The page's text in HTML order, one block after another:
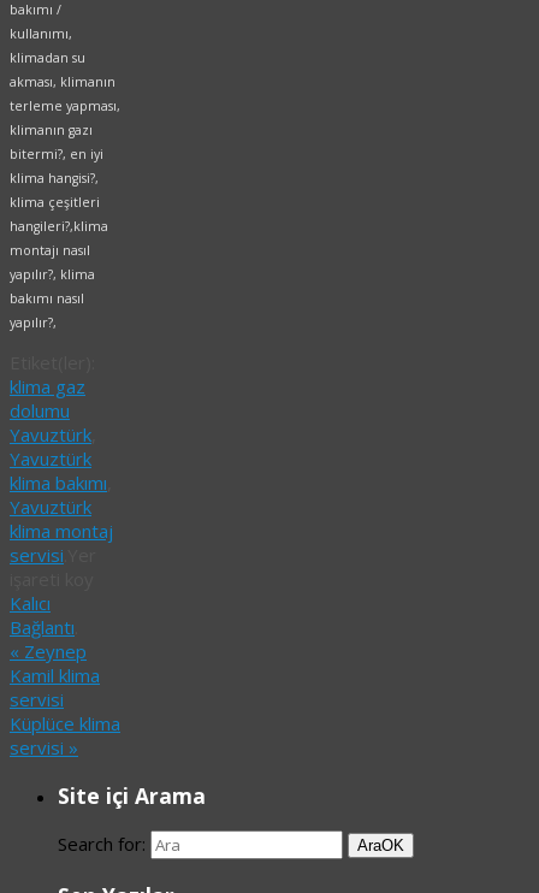
bakımı /
kullanımı,
klimadan su
akması, klimanın
terleme yapması,
klimanın gazı
bitermi?, en iyi
klima hangisi?,
klima çeşitleri
hangileri?,klima
montajı nasıl
yapılır?, klima
bakımı nasıl
yapılır?,
klima gaz
dolumu
Yavuztürk
Yavuztürk
klima bakımı
Yavuztürk
klima montaj
servisi
Kalıcı
Bağlantı
« Zeynep
Kamil klima
servisi
Küplüce klima
servisi »
Site içi Arama
Search for: AraOK